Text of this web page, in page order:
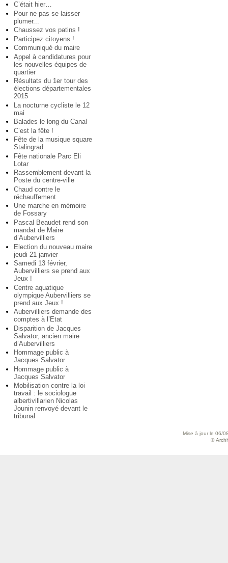
C’était hier…
Pour ne pas se laisser
plumer...
Chaussez vos patins !
Participez citoyens !
Communiqué du maire
Appel à candidatures pour
les nouvelles équipes de
quartier
Résultats du 1er tour des
élections départementales
2015
La nocturne cycliste le 12
mai
Balades le long du Canal
C’est la fête !
Fête de la musique square
Stalingrad
Fête nationale Parc Eli
Lotar
Rassemblement devant la
Poste du centre-ville
Chaud contre le
réchauffement
Une marche en mémoire
de Fossary
Pascal Beaudet rend son
mandat de Maire
d’Aubervilliers
Election du nouveau maire
jeudi 21 janvier
Samedi 13 février,
Aubervilliers se prend aux
Jeux !
Centre aquatique
olympique Aubervilliers se
prend aux Jeux !
Aubervilliers demande des
comptes à l’Etat
Disparition de Jacques
Salvator, ancien maire
d’Aubervilliers
Hommage public à
Jacques Salvator
Hommage public à
Jacques Salvator
Mobilisation contre la loi
travail : le sociologue
albertivillarien Nicolas
Jounin renvoyé devant le
tribunal
Mise à jour le 06/
©